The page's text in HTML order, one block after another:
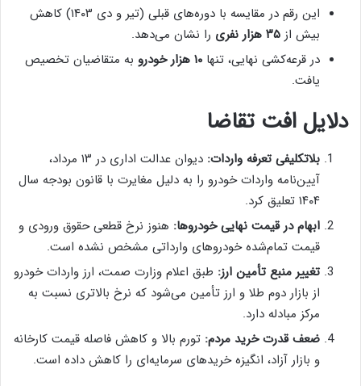
این رقم در مقایسه با دوره‌های قبلی (تیر و دی ۱۴۰۳) کاهش
بیش از ۳۵ هزار نفری
را نشان می‌دهد.
در قرعه‌کشی نهایی، تنها ۱۰ هزار خودرو
به متقاضیان تخصیص
یافت.
دلایل افت تقاضا
بلاتکلیفی تعرفه واردات:
دیوان عدالت اداری در ۱۳ مرداد،
آیین‌نامه واردات خودرو را به دلیل مغایرت با قانون بودجه سال
۱۴۰۴ تعلیق کرد.
ابهام در قیمت نهایی خودروها: هنوز نرخ قطعی حقوق ورودی و
قیمت تمام‌شده خودروهای وارداتی مشخص نشده است.
تغییر منبع تأمین ارز: طبق اعلام وزارت صمت، ارز واردات خودرو
از بازار دوم طلا و ارز تأمین می‌شود که نرخ بالاتری نسبت به
مرکز مبادله دارد.
ضعف قدرت خرید مردم: تورم بالا و کاهش فاصله قیمت کارخانه
و بازار آزاد، انگیزه خریدهای سرمایه‌ای را کاهش داده است.